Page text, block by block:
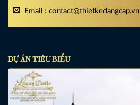
Email : contact@thietkedangcap.vn
DỰ ÁN TIÊU BIỂU